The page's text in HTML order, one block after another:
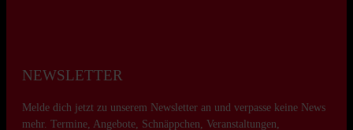
NEWSLETTER
Melde dich jetzt zu unserem Newsletter an und verpasse keine News
mehr. Termine, Angebote, Schnäppchen, Veranstaltungen,